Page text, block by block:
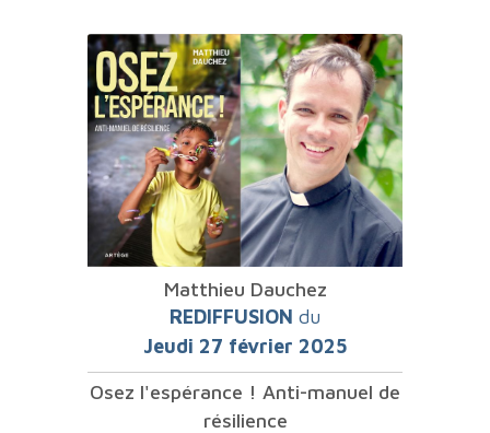
Matthieu Dauchez
REDIFFUSION du
Jeudi 27 février 2025
Osez l'espérance ! Anti-manuel de
résilience